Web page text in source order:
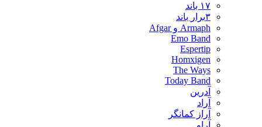
۱۷ باند
۳برار باند
Armaph و Afgar
Emo Band
Espertip
Homxigen
The Ways
Today Band
آدرین
آراد
آراز کمانگر